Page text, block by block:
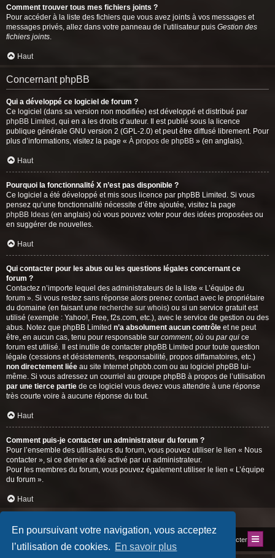
En poursuivant votre navigation, vous acceptez
l’utilisation de cookies. En savoir plus
Comment trouver tous mes fichiers joints ?
Pour accéder à la liste des fichiers que vous avez joints à vos messages et
messages privés, allez dans votre panneau de l’utilisateur puis Gestion des
fichiers joints.
Haut
Concernant phpBB
Qui a développé ce logiciel de forum ?
Ce logiciel (dans sa version non modifiée) est développé et distribué par
phpBB Limited , qui en a les droits d’auteur. Il est publié sous la licence
publique générale GNU version 2 (GPL-2.0) et peut être diffusé librement. Pour
plus d’informations, visitez la page « À propos de phpBB » (en anglais).
Haut
Pourquoi la fonctionnalité X n’est pas disponible ?
Ce logiciel a été développé et mis sous licence par phpBB Limited. Si vous
pensez qu’une fonctionnalité nécessite d’être ajoutée, visitez la page
phpBB Ideas (en anglais) où vous pouvez voter pour des idées proposées ou
en suggérer de nouvelles.
Haut
Qui contacter pour les abus ou les questions légales concernant ce
forum ?
Contactez n’importe lequel des administrateurs de la liste « L’équipe du
forum ». Si vous restez sans réponse alors prenez contact avec le propriétaire
du domaine (en faisant une recherche sur whois) ou si un service gratuit est
utilisé (exemple : Yahoo!, Free, f2s.com, etc.), avec le service de gestion ou des
abus. Notez que phpBB Limited n’a absolument aucun contrôle et ne peut
être, en aucun cas, tenu pour responsable sur comment, où ou par qui ce
forum est utilisé. Il est inutile de contacter phpBB Limited pour toute question
légale (cessions et désistements, responsabilité, propos diffamatoires, etc.)
non directement liée au site Internet phpbb.com ou au logiciel phpBB lui-
même. Si vous adressez un courriel au groupe phpBB à propos de l’utilisation
par une tierce partie de ce logiciel vous devez vous attendre à une réponse
très courte voire à aucune réponse du tout.
Haut
Comment puis-je contacter un administrateur du forum ?
Pour l’ensemble des utilisateurs du forum, vous pouvez utiliser le lien « Nous
contacter », si ce dernier a été activé par un administrateur.
Pour les membres du forum, vous pouvez également utiliser le lien « L’équipe
du forum ».
Haut
Nous contacter